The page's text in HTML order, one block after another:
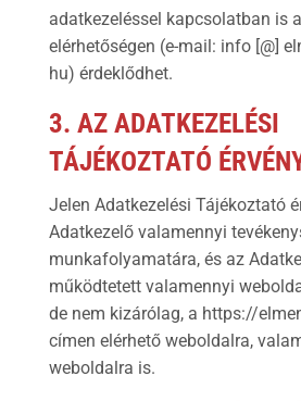
adatkezeléssel kapcsolatban is
elérhetőségen (e-mail: info [@]
hu) érdeklődhet.
3. AZ ADATKEZELÉSI
TÁJÉKOZTATÓ
Jelen Adatkezelési Tájékoztató
Adatkezelő valamennyi
munkafolyamatára, és az
működtetett valamennyi
de nem kizárólag, a https://
címen elérhető weboldalra,
weboldalra is.